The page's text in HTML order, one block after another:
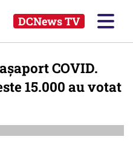
DCNews TV
COVID.
15.000 au votat